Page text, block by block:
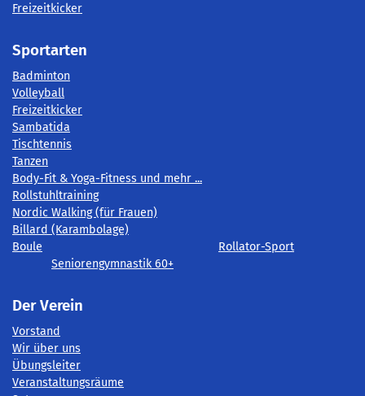
Freizeitkicker
Sportarten
Badminton
Volleyball
Freizeitkicker
Sambatida
Tischtennis
Tanzen
Body-Fit & Yoga-Fitness und mehr ...
Rollstuhltraining
Nordic Walking (für Frauen)
Billard (Karambolage)
Boule
Rollator-Sport
Seniorengymnastik 60+
Der Verein
Vorstand
Wir über uns
Übungsleiter
Veranstaltungsräume